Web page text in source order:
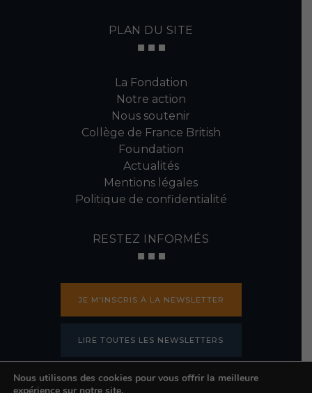
PLAN DU SITE
La Fondation
Notre action
Nous soutenir
Collège de France British
Foundation
Actualités
Mentions légales
Politique de confidentialité
RESTEZ INFORMÉS
JE M'INSCRIS À LA NEWSLETTER
LIRE TOUTES LES NEWSLETTERS
PRESSE
Nous utilisons des cookies pour vous offrir la meilleure